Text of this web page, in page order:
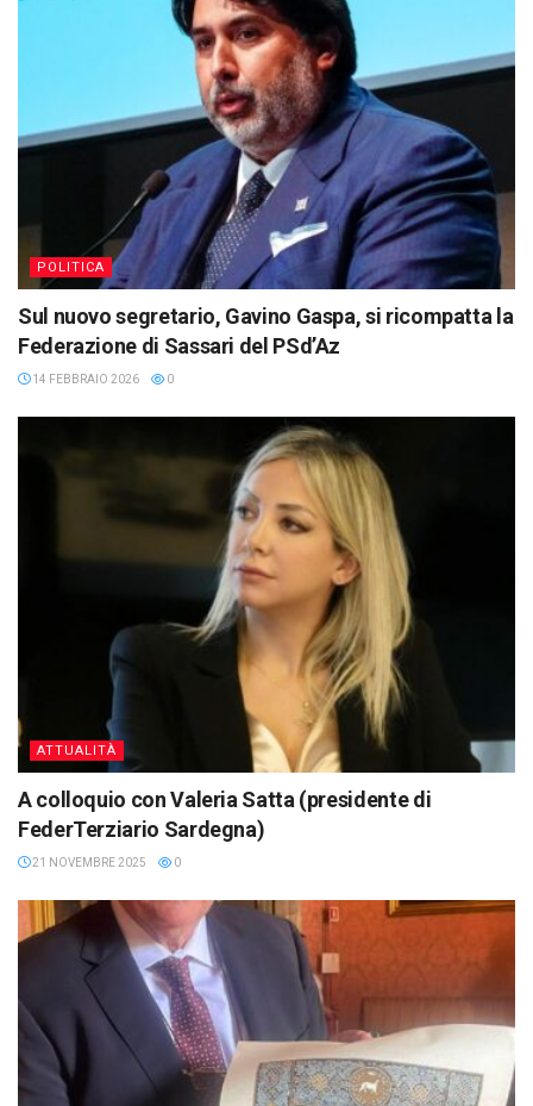
POLITICA
Sul nuovo segretario, Gavino Gaspa, si ricompatta la
Federazione di Sassari del PSd’Az
14 FEBBRAIO 2026 0
ATTUALITÀ
A colloquio con Valeria Satta (presidente di
FederTerziario Sardegna)
21 NOVEMBRE 2025 0